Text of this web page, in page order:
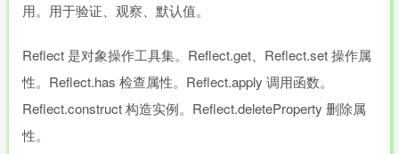
用。用于验证、观察、默认值。
Reflect 是对象操作工具集。Reflect.get、Reflect.set 操作属
性。Reflect.has 检查属性。Reflect.apply 调用函数。
Reflect.construct 构造实例。Reflect.deleteProperty 删除属
性。